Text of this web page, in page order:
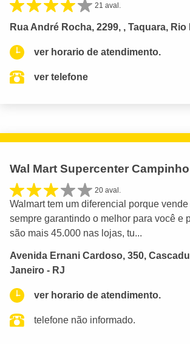
21 aval.
Rua André Rocha, 2299, , Taquara,
ver horario de atendimento.
ver telefone
Wal Mart Supercenter Campinho
20 aval.
Walmart tem um diferencial porque
sempre garantindo o melhor para você e
são mais 45.000 nas lojas, tu...
Avenida Ernani Cardoso, 350,
Janeiro - RJ
ver horario de atendimento.
telefone não informado.